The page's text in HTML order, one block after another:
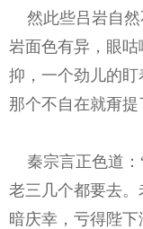
然此些吕岩自然
岩面色有异，眼
抑，一个劲儿的
那个不自在就甭提
秦宗言正色道：
老三几个都要去
暗庆幸，亏得陛